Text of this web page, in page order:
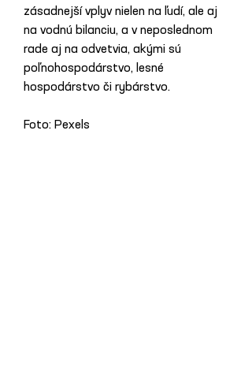
zásadnejší vplyv nielen na ľudí, ale aj
na vodnú bilanciu, a v neposlednom
rade aj na odvetvia, akými sú
poľnohospodárstvo, lesné
hospodárstvo či rybárstvo.
Foto: Pexels